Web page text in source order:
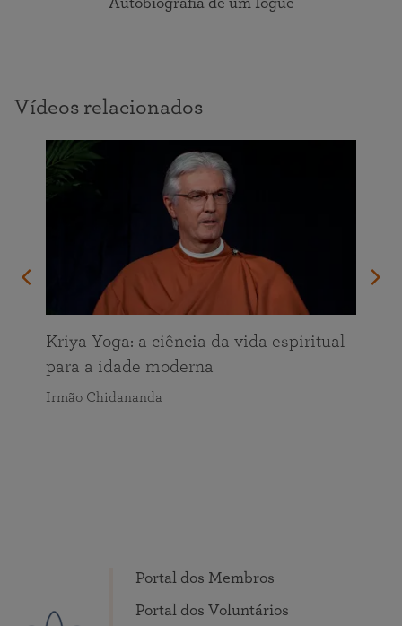
Autobiografia de um Iogue
Vídeos relacionados
Kriya Yoga: a ciência da vida espiritual
para a idade moderna
Irmão Chidananda
Portal dos Membros
Portal dos Voluntários